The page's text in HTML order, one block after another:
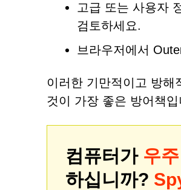
고급 또는 사용자
검토하세요.
브라우저에서
이러한 기만적이고 방
것이 가장 좋은 방어책입
컴퓨터가 우
하십니까?